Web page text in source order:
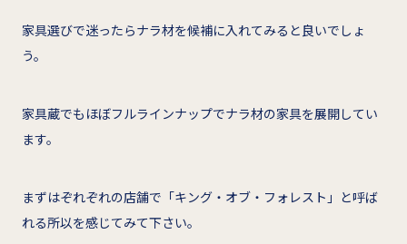
家具選びで迷ったらナラ材を候補に入れてみると良いでしょ
う。
家具蔵でもほぼフルラインナップでナラ材の家具を展開してい
ます。
まずはぞれぞれの店舗で「キング・オブ・フォレスト」と呼ば
れる所以を感じてみて下さい。